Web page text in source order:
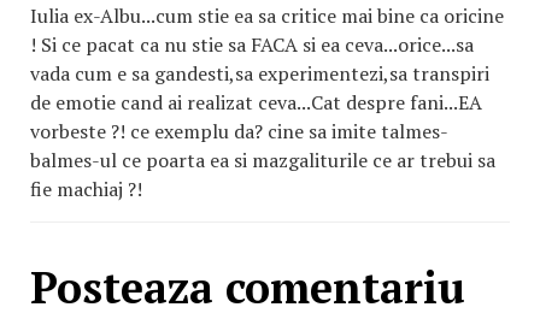
Iulia ex-Albu...cum stie ea sa critice mai bine ca oricine
! Si ce pacat ca nu stie sa FACA si ea ceva...orice...sa
vada cum e sa gandesti,sa experimentezi,sa transpiri
de emotie cand ai realizat ceva...Cat despre fani...EA
vorbeste ?! ce exemplu da? cine sa imite talmes-
balmes-ul ce poarta ea si mazgaliturile ce ar trebui sa
fie machiaj ?!
Posteaza comentariu